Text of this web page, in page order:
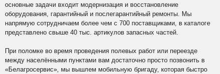
основные задачи входит модернизация и восстановление
оборудования, гарантийный и послегарантийный ремонты. Мы
напрямую сотрудничаем более чем с 700 поставщиками, в каталоге
представлено свыше 40 тыс. артикулов запасных частей.
При поломке во время проведения полевых работ или переезде
между населёнными пунктами вам достаточно просто позвонить в
«Белагросервис», мы вышлем мобильную бригаду, которая быстро